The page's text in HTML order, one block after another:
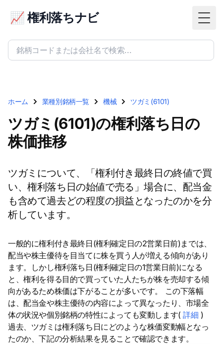
📈 権利落ちナビ
ホーム 業種別銘柄一覧 機械 ツガミ(6101)
ツガミ(6101)の権利落ち日の
株価推移
ツガミについて、「権利付き最終日の終値で買
い、権利落ち日の始値で売る」場合に、配当金
も含めて過去どの程度の損益となったのかを分
析しています。
一般的に権利付き最終日(権利確定日の2営業日前)までは、
配当や株主優待を目当てに株を買う人が増える傾向があり
ます。しかし権利落ち日(権利確定日の1営業日前)になる
と、権利を得る目的で買っていた人たちが株を売却する傾
向があるため株価は下がることが多いです。 この下落幅
は、配当金や株主優待の内容によって異なったり、市場全
体の状況や個別銘柄の特性によっても変動します(詳細 )
過去、ツガミは権利落ち日にどのような株価変動幅となっ
たのか、下記の分析結果を見ることで確認できます。